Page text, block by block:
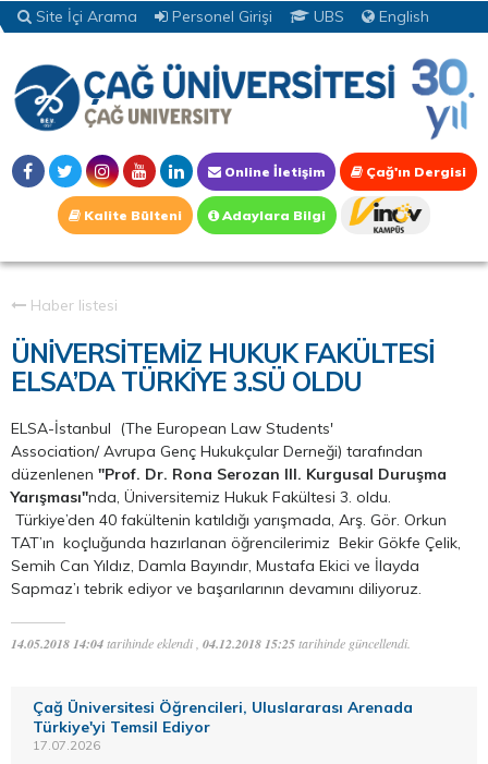
Site İçi Arama Personel Girişi UBS English
Online İletişim Çağ'ın Dergisi
Kalite Bülteni Adaylara Bilgi
Haber listesi
ÜNİVERSİTEMİZ HUKUK FAKÜLTESİ
ELSA’DA TÜRKİYE 3.SÜ OLDU
ELSA-İstanbul (The European Law Students'
Association/ Avrupa Genç Hukukçular Derneği) tarafından
düzenlenen "Prof. Dr. Rona Serozan III. Kurgusal Duruşma
Yarışması"nda, Üniversitemiz Hukuk Fakültesi 3. oldu.
Türkiye’den 40 fakültenin katıldığı yarışmada, Arş. Gör. Orkun
TAT’ın koçluğunda hazırlanan öğrencilerimiz Bekir Gökfe Çelik,
Semih Can Yıldız, Damla Bayındır, Mustafa Ekici ve İlayda
Sapmaz’ı tebrik ediyor ve başarılarının devamını diliyoruz.
14.05.2018 14:04tarihinde eklendi , 04.12.2018 15:25tarihinde güncellendi.
Çağ Üniversitesi Öğrencileri, Uluslararası Arenada
Türkiye'yi Temsil Ediyor
17.07.2026